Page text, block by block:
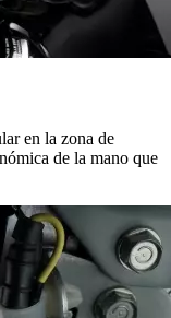
en la zona de
de la mano que